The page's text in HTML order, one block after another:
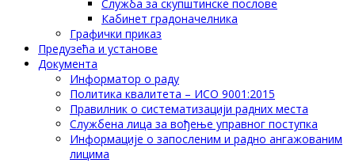
Служба за скупштинске послове
Кабинет градоначелника
Графички приказ
Предузећа и установе
Документа
Информатор о раду
Политика квалитета – ИСО 9001:2015
Правилник о систематизацији радних места
Службена лица за вођење управног поступка
Информације о запосленим и радно ангажованим
лицима